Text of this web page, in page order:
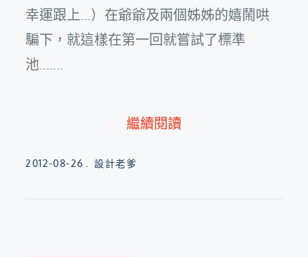
幸運跟上...）在爺爺及兩個姊姊的嬉鬧哄
騙下，就這樣在第一回就嘗試了標準
池.......
繼續閱讀
Posted
2012-08-26 設計老爹